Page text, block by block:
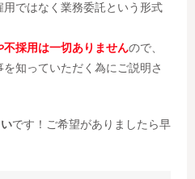
ではなく業務委託という形式
不採用は一切ありませんので、
知っていただく為にご説明さ
です！ご希望がありましたら早